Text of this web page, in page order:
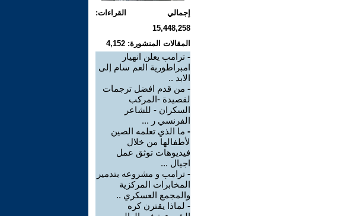
إجمالي القراءات:
15,448,258
المقالات المنشورة: 4,152
- ترامب يعلن انهيار
امبراطورية العم سام إلى
الابد ..
- من قدم افضل ترجمات
لقصيدة -المركب
السكران - للشاعر
الفرنسي ر ...
- ما الذي تعلمه الصين
لأطفالها من خلال
فيديوهات توثق عمل
اجيال ...
- ترامب و مشروعه بتدمير
المخابرات المركزية
والمجمع العسكري ..
- لماذا يقترن كره